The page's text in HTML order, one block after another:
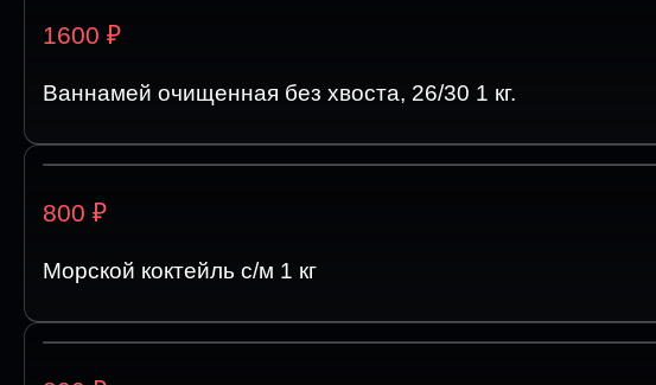
1600 ₽
Ваннамей очищенная без хвоста, 26/30 1 кг.
800 ₽
Морской коктейль с/м 1 кг